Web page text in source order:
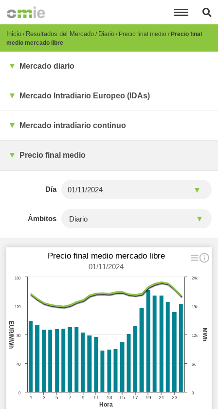
principal
Breadcrumb
Inicio Resultados del Mercado Diario Precio final medio Precio final
medio mercado libre
Mercado diario
Mercado Intradiario Europeo (IDAs)
Mercado intradiario continuo
Precio final medio
Día
Ámbitos
Hora
MWh
EUR/MWh
Precio final medio mercado libre
01/11/2024
1 3 5 7 9 11 13 15 17 19 21 23
0
24k
6k
12k
18k
0
40
80
120
160